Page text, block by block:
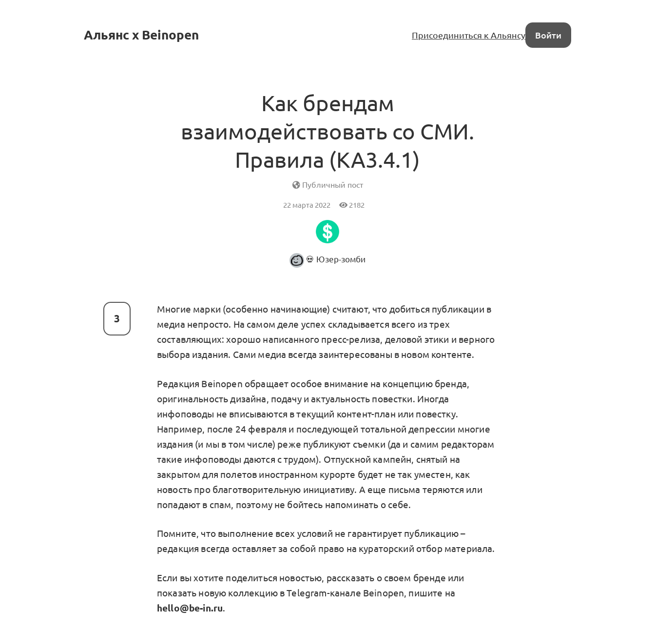
Альянс x Beinopen Присоединиться к Альянсу Войти
Как брендам
взаимодействовать со СМИ.
Правила (KA3.4.1)
Публичный пост
22 марта 2022 2182
💀 Юзер-зомби
3
Многие марки (особенно начинающие) считают, что добиться публикации в
медиа непросто. На самом деле успех складывается всего из трех
составляющих: хорошо написанного пресс-релиза, деловой этики и верного
выбора издания. Сами медиа всегда заинтересованы в новом контенте.
Редакция Beinopen обращает особое внимание на концепцию бренда,
оригинальность дизайна, подачу и актуальность повестки. Иногда
инфоповоды не вписываются в текущий контент-план или повестку.
Например, после 24 февраля и последующей тотальной депрессии многие
издания (и мы в том числе) реже публикуют съемки (да и самим редакторам
такие инфоповоды даются с трудом). Отпускной кампейн, снятый на
закрытом для полетов иностранном курорте будет не так уместен, как
новость про благотворительную инициативу. А еще письма теряются или
попадают в спам, поэтому не бойтесь напоминать о себе.
Помните, что выполнение всех условий не гарантирует публикацию –
редакция всегда оставляет за собой право на кураторский отбор материала.
Если вы хотите поделиться новостью, рассказать о своем бренде или
показать новую коллекцию в Telegram-канале Beinopen, пишите на
hello@be-in.ru.